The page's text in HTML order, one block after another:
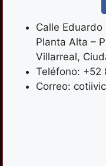
Calle
Planta Alta –
Villarreal,
Teléfono: +52
Correo: